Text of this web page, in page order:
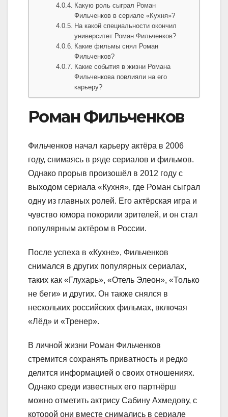
Какую роль сыграл Роман
Фильченков в сериале «Кухня»?
На какой специальности окончил
университет Роман Фильченков?
Какие фильмы снял Роман
Фильченков?
Какие события в жизни Романа
Фильченкова повлияли на его
карьеру?
Роман Фильченков
Фильченков начал карьеру актёра в 2006
году, снимаясь в ряде сериалов и фильмов.
Однако прорыв произошёл в 2012 году с
выходом сериала «Кухня», где Роман сыграл
одну из главных ролей. Его актёрская игра и
чувство юмора покорили зрителей, и он стал
популярным актёром в России.
После успеха в «Кухне», Фильченков
снимался в других популярных сериалах,
таких как «Глухарь», «Отель Элеон», «Только
не беги» и других. Он также снялся в
нескольких российских фильмах, включая
«Лёд» и «Тренер».
В личной жизни Роман Фильченков
стремится сохранять приватность и редко
делится информацией о своих отношениях.
Однако среди известных его партнёрш
можно отметить актрису Сабину Ахмедову, с
которой они вместе снимались в сериале